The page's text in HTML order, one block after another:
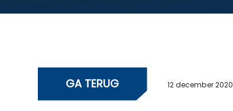
GA TERUG 12 december 2020